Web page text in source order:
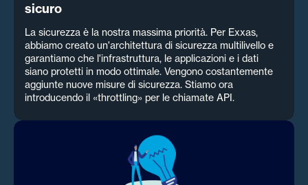
sicuro
La sicurezza è la nostra massima priorità. Per Exxas,
abbiamo creato un'architettura di sicurezza multilivello e
garantiamo che l'infrastruttura, le applicazioni e i dati
siano protetti in modo ottimale. Vengono costantemente
aggiunte nuove misure di sicurezza. Stiamo ora
introducendo il «throttling» per le chiamate API.